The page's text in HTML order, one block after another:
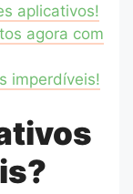
aplicativos!
agora com
imperdíveis!